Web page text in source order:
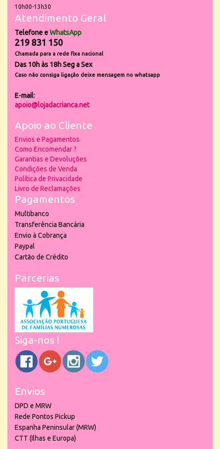
10h00-13h30
Atendimento Geral
Telefone eWhatsApp
219 831 150
Chamada para a rede fixa nacional
Das 10h às 18h Seg a Sex
Caso não consiga ligação deixe mensagem no whatsapp
E-mail:
apoio@lojadacrianca.net
Apoio ao Cliente
Envios e Pagamentos
Como Encomendar ?
Garantias e Devoluções
Condições de Venda
Política de Privacidade
Livro de Reclamações
Pagamentos
Multibanco
Transferência Bancária
Envio à Cobrança
Paypal
Cartão de Crédito
Parcerias
Siga-nos !
Envios
DPD e MRW
Rede Pontos Pickup
Espanha Peninsular (MRW)
CTT (Ilhas e Europa)